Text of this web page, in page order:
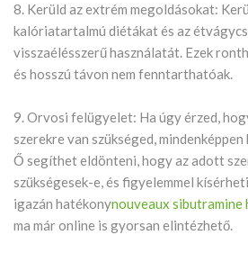
8. Kerüld az extrém megoldásokat:
kalóriatartalmú diétákat és az
visszaélésszerű használatát. Ezek
és hosszú távon nem fenntarthatóak.
9. Orvosi felügyelet: Ha úgy érzed,
szerekre van szükséged,
Ő segíthet eldönteni, hogy az adott
szükségesek-e, és figyelemmel
igazán hatékonynouveaux
ma már online is gyorsan elintézhető.